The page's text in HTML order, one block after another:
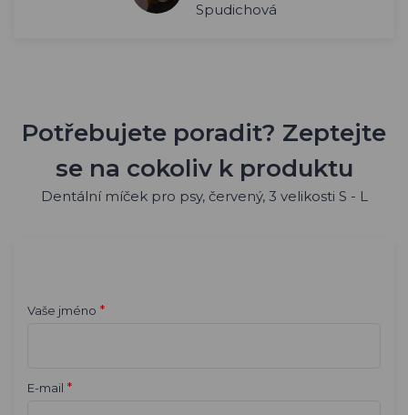
Spudichová
Potřebujete poradit? Zeptejte
se na cokoliv k produktu
Dentální míček pro psy, červený, 3 velikosti S - L
Vaše jméno *
E-mail *